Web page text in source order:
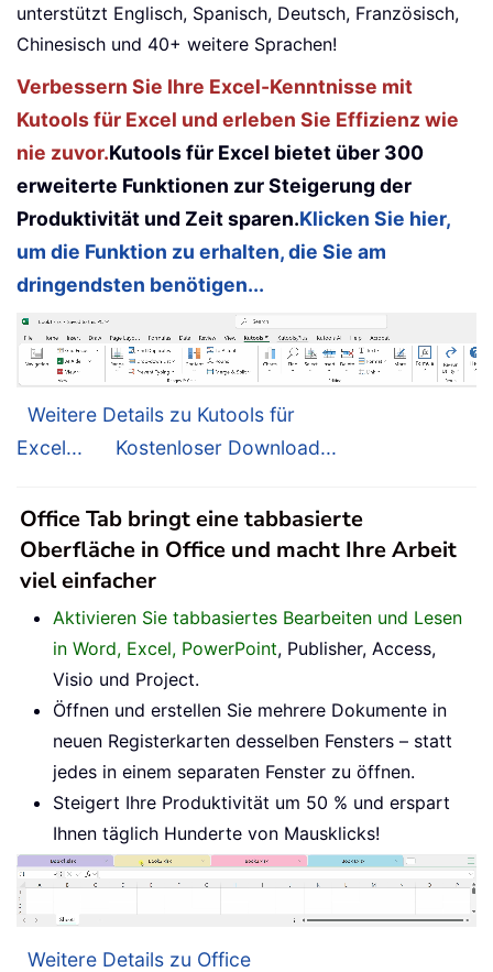
unterstützt Englisch, Spanisch, Deutsch, Französisch,
Chinesisch und 40+ weitere Sprachen!
Verbessern Sie Ihre Excel-Kenntnisse mit
Kutools für Excel und erleben Sie Effizienz wie
nie zuvor.Kutools für Excel bietet über 300
erweiterte Funktionen zur Steigerung der
Produktivität und Zeit sparen.Klicken Sie hier,
um die Funktion zu erhalten, die Sie am
dringendsten benötigen...
Weitere Details zu Kutools für
Excel...
Kostenloser Download...
Office Tab bringt eine tabbasierte
Oberfläche in Office und macht Ihre Arbeit
viel einfacher
Aktivieren Sie tabbasiertes Bearbeiten und Lesen
in Word, Excel, PowerPoint, Publisher, Access,
Visio und Project.
Öffnen und erstellen Sie mehrere Dokumente in
neuen Registerkarten desselben Fensters – statt
jedes in einem separaten Fenster zu öffnen.
Steigert Ihre Produktivität um 50 % und erspart
Ihnen täglich Hunderte von Mausklicks!
Weitere Details zu Office